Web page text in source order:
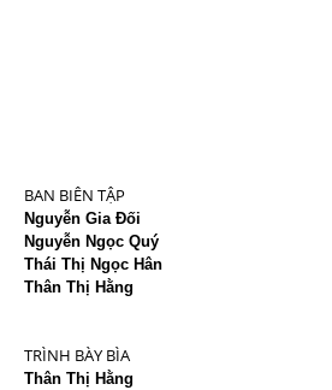
BAN BIÊN TẬP
Nguyễn Gia Đối
Nguyễn Ngọc Quý
Thái Thị Ngọc Hân
Thân Thị Hằng
TRÌNH BÀY BÌA
Thân Thị Hằng